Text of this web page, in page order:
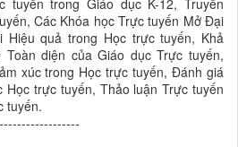
tuyến trong Giáo dục K-12, Truyền
Các Khóa học Trực tuyến Mở Đại
Hiệu quả trong Học trực tuyến, Khả
diện của Giáo dục Trực tuyến,
xúc trong Học trực tuyến, Đánh giá
trực tuyến, Thảo luận Trực tuyến
tuyến.